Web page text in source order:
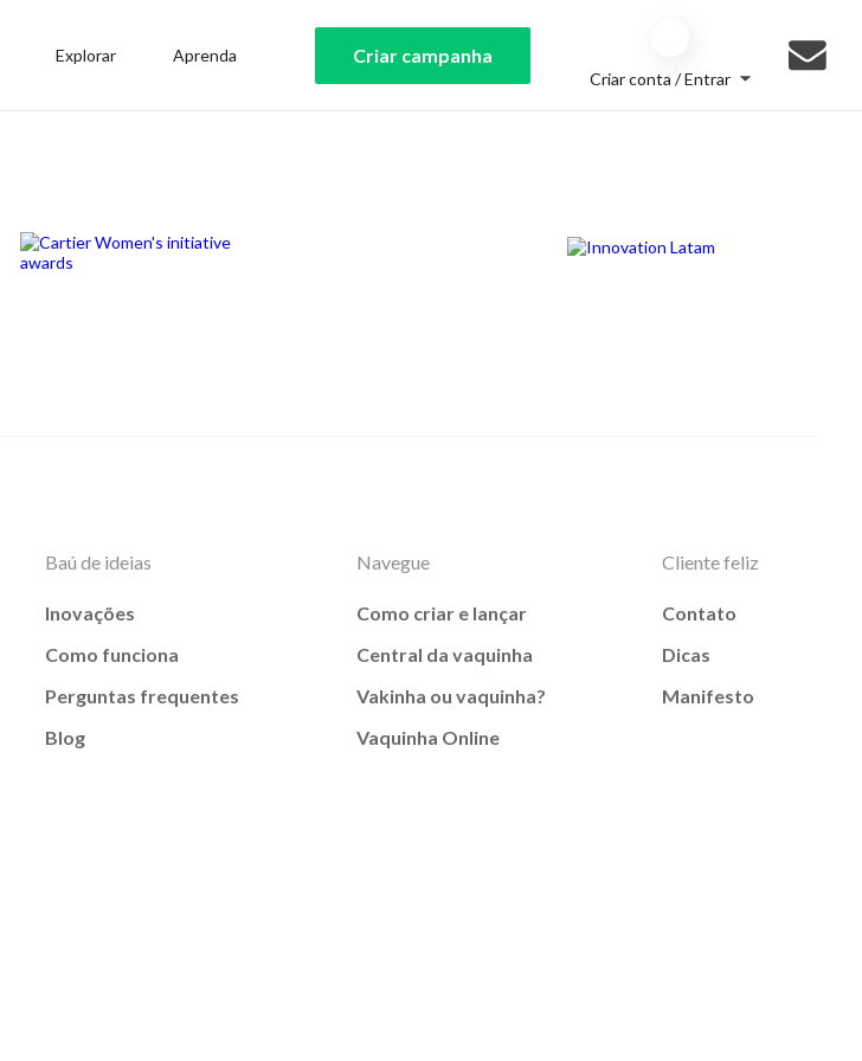
Explorar Aprenda Criar campanha
Criar conta / Entrar
Baú de ideias
Inovações
Como funciona
Perguntas frequentes
Blog
Navegue
Como criar e lançar
Central da vaquinha
Vakinha ou vaquinha?
Vaquinha Online
Cliente feliz
Contato
Dicas
Manifesto